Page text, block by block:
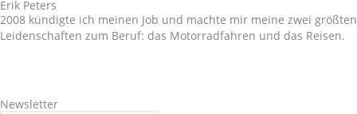
Erik Peters
2008 kündigte ich meinen Job und machte mir meine zwei größten
Leidenschaften zum Beruf: das Motorradfahren und das Reisen.
Newsletter